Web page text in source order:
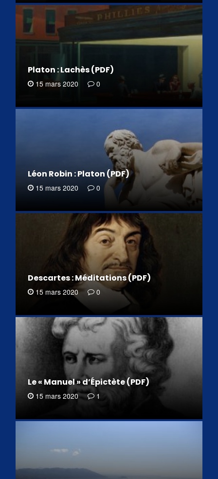
Platon : Lachès (PDF)
15 mars 2020 0
Léon Robin : Platon (PDF)
15 mars 2020 0
Descartes : Méditations (PDF)
15 mars 2020 0
Le « Manuel » d’Épictète (PDF)
15 mars 2020 1